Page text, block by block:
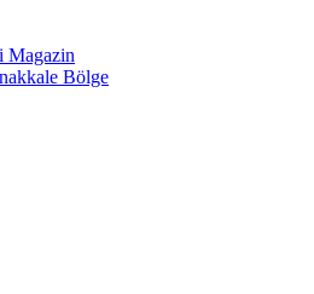
Magazin
Bölge